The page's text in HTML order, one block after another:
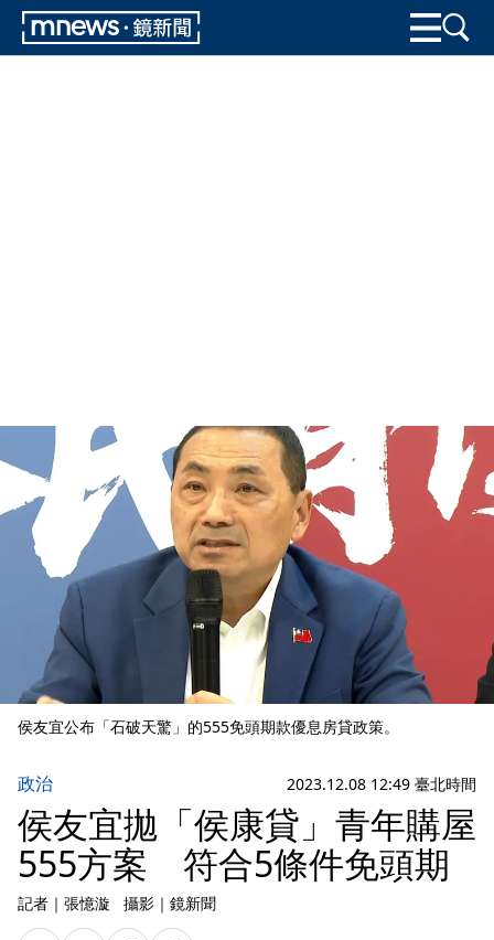
侯友宜公布「石破天驚」的555免頭期款優息房貸政策。
政治 2023.12.08 12:49 臺北時間
侯友宜拋「侯康貸」青年購屋
555方案 符合5條件免頭期
記者 ｜ 張憶漩 攝影 ｜ 鏡新聞